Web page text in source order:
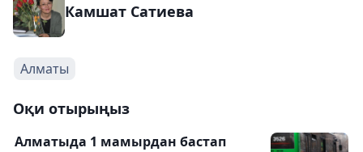
Камшат Сатиева
Алматы
Оқи отырыңыз
Алматыда 1 мамырдан бастап